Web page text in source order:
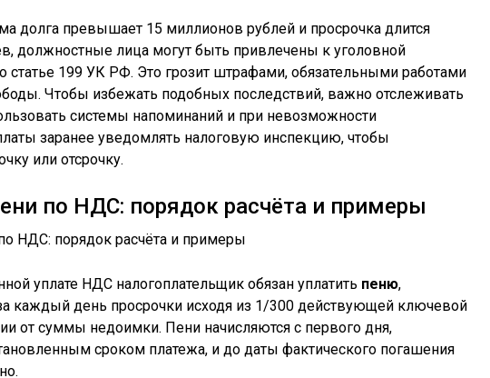
долга превышает 15 миллионов рублей и просрочка длится
должностные лица могут быть привлечены к уголовной
статье 199 УК РФ. Это грозит штрафами, обязательными работами
Чтобы избежать подобных последствий, важно отслеживать
системы напоминаний и при невозможности
заранее уведомлять налоговую инспекцию, чтобы
или отсрочку.
по НДС: порядок расчёта и примеры
уплате НДС налогоплательщик обязан уплатить пеню,
каждый день просрочки исходя из 1/300 действующей ключевой
от суммы недоимки. Пени начисляются с первого дня,
сроком платежа, и до даты фактического погашения